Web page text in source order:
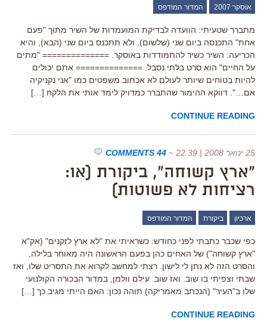
אוסקר 2007 המדור המודפס
מתברר שטעיתי: הוועדה לבדיקת המועמדות של השיר מתוך "פעם
אחת" התכנסה ביום שני (שלשום), ולא תתכנס ביום שני (הבא), והיא
הכריעה: השיר כשיר להתמודדות באוסקר. ============== "מתים
על החיים" הוא סרט בלתי נסבל. ============== אתם יכולים
להיות בטוחים שיותר לעולם לא אכתוב משפטים כמו "אני נקניקיה
אם…". דווקא ההימור שהתברר כמדויק לימד אותי את הלקח […]
CONTINUE READING
25 ינואר 2008 | 22:39 ~
44 COMMENTS
"ארץ קשוחה", ביקורת (או:
רציחות לא פשוטות)
ארכיון ביקורת המדור המודפס
כפי שכבר כתבתי לפני כחודש: כשראיתי את "לא ארץ לזקנים" (אק"א
"ארץ קשוחה") של האחים כהן בפעם הראשונה היה מאוחר בלילה,
והסרט הזה לא נתן לי לישון. רצתי למחשב לקרוא את התסריט שלו, ואז
שבתי וצפיתי בו שוב. ואז שוב. עילם וולמן, במדור הבכורה הקולנועי
שלו ב"העיר" (הנכתב מאמריקה) תוהה נכון: האם הייתי מגיב כך […]
CONTINUE READING